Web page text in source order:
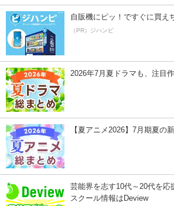
自販機にピッ！ですぐに買え
（PR）ジハンピ
2026年7月夏ドラマも、注目
【夏アニメ2026】7月期夏の
芸能界を志す10代～20代を応
スクール情報はDeview